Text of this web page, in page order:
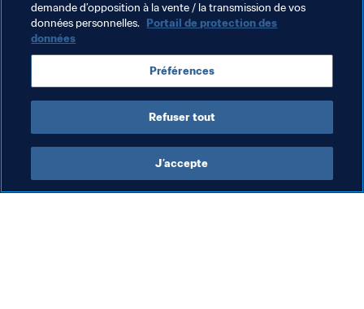
Thèmes en lien
Coupe du Monde U-17 de la FIFA, Brésil 2019™
Netherlands
demande d’opposition à la vente / la transmission de vos
données personnelles. Portail de protection des
données
Préférences
Refuser tout
J’accepte